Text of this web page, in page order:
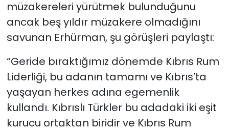
müzakereleri yürütmek bulunduğunu
ancak beş yıldır müzakere olmadığını
savunan Erhürman, şu görüşleri paylaştı:
“Geride bıraktığımız dönemde Kıbrıs Rum
Liderliği, bu adanın tamamı ve Kıbrıs’ta
yaşayan herkes adına egemenlik
kullandı. Kıbrıslı Türkler bu adadaki iki eşit
kurucu ortaktan biridir ve Kıbrıs Rum